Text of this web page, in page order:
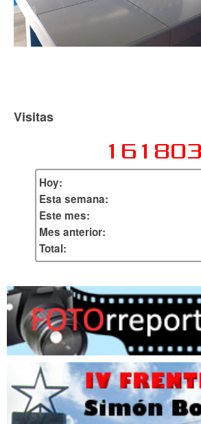
Visitas
Hoy:
Esta semana:
Este mes:
Mes anterior:
Total: